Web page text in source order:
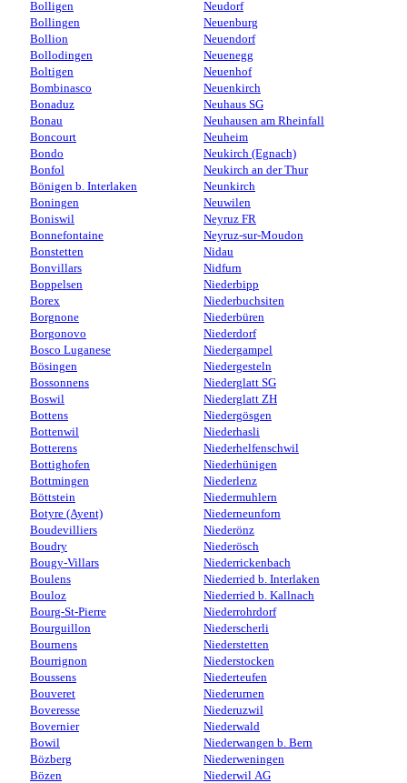
Bolligen
Bollingen
Bollion
Bollodingen
Boltigen
Bombinasco
Bonaduz
Bonau
Boncourt
Bondo
Bonfol
Bönigen b. Interlaken
Boningen
Boniswil
Bonnefontaine
Bonstetten
Bonvillars
Boppelsen
Borex
Borgnone
Borgonovo
Bosco Luganese
Bösingen
Bossonnens
Boswil
Bottens
Bottenwil
Botterens
Bottighofen
Bottmingen
Böttstein
Botyre (Ayent)
Boudevilliers
Boudry
Bougy-Villars
Boulens
Bouloz
Bourg-St-Pierre
Bourguillon
Bournens
Bourrignon
Boussens
Bouveret
Boveresse
Bovernier
Bowil
Bözberg
Bözen
Neudorf
Neuenburg
Neuendorf
Neuenegg
Neuenhof
Neuenkirch
Neuhaus SG
Neuhausen am Rheinfall
Neuheim
Neukirch (Egnach)
Neukirch an der Thur
Neunkirch
Neuwilen
Neyruz FR
Neyruz-sur-Moudon
Nidau
Nidfurn
Niederbipp
Niederbuchsiten
Niederbüren
Niederdorf
Niedergampel
Niedergesteln
Niederglatt SG
Niederglatt ZH
Niedergösgen
Niederhasli
Niederhelfenschwil
Niederhünigen
Niederlenz
Niedermuhlern
Niederneunforn
Niederönz
Niederösch
Niederrickenbach
Niederried b. Interlaken
Niederried b. Kallnach
Niederrohrdorf
Niederscherli
Niederstetten
Niederstocken
Niederteufen
Niederurnen
Niederuzwil
Niederwald
Niederwangen b. Bern
Niederweningen
Niederwil AG